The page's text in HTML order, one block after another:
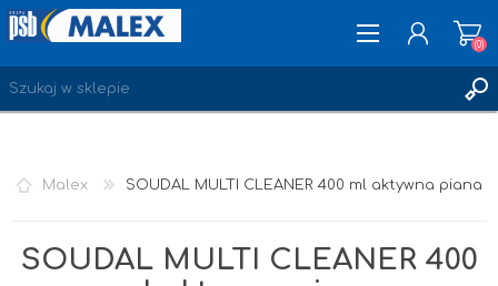
ZAREJESTRUJ SIĘ
(0)
Malex SOUDAL MULTI CLEANER 400 ml aktywna piana
SOUDAL MULTI CLEANER 400